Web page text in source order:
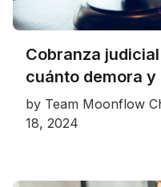
Cobranza
cuánto demora
by Team Moonflow
18, 2024